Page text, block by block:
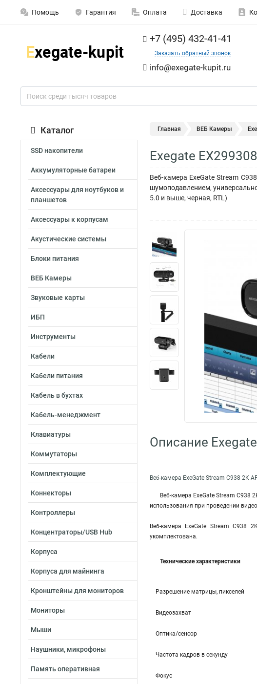
Помощь Гарантия Оплата Доставка
+7 (495) 432-41-41
Заказать обратный звонок
info@exegate-kupit.ru
Каталог
SSD накопители
Аккумуляторные батареи
Аксессуары для ноутбуков и
планшетов
Аксессуары к корпусам
Акустические системы
Блоки питания
ВЕБ Камеры
Звуковые карты
ИБП
Инструменты
Кабели
Кабели питания
Кабель в бухтах
Кабель-менеджмент
Клавиатуры
Коммутаторы
Комплектующие
Коннекторы
Контроллеры
Концентраторы/USB Hub
Корпуса
Корпуса для майнинга
Кронштейны для мониторов
Мониторы
Мыши
Наушники, микрофоны
Память оперативная
Главная ВЕБ Камеры
Exegate
Веб-камера ExeGate Stream
шумоподавлением,
5.0 и выше, черная, RTL)
Описание
Веб-камера ExeGate Stream С938 2K
Веб-камера ExeGate Stream C938
использования при проведении
Веб-камера ExeGate Stream С938
укомплектована.
Технические характеристики
Разрешение матрицы, пикселей
Видеозахват
Оптика/сенсор
Частота кадров в секунду
Фокус